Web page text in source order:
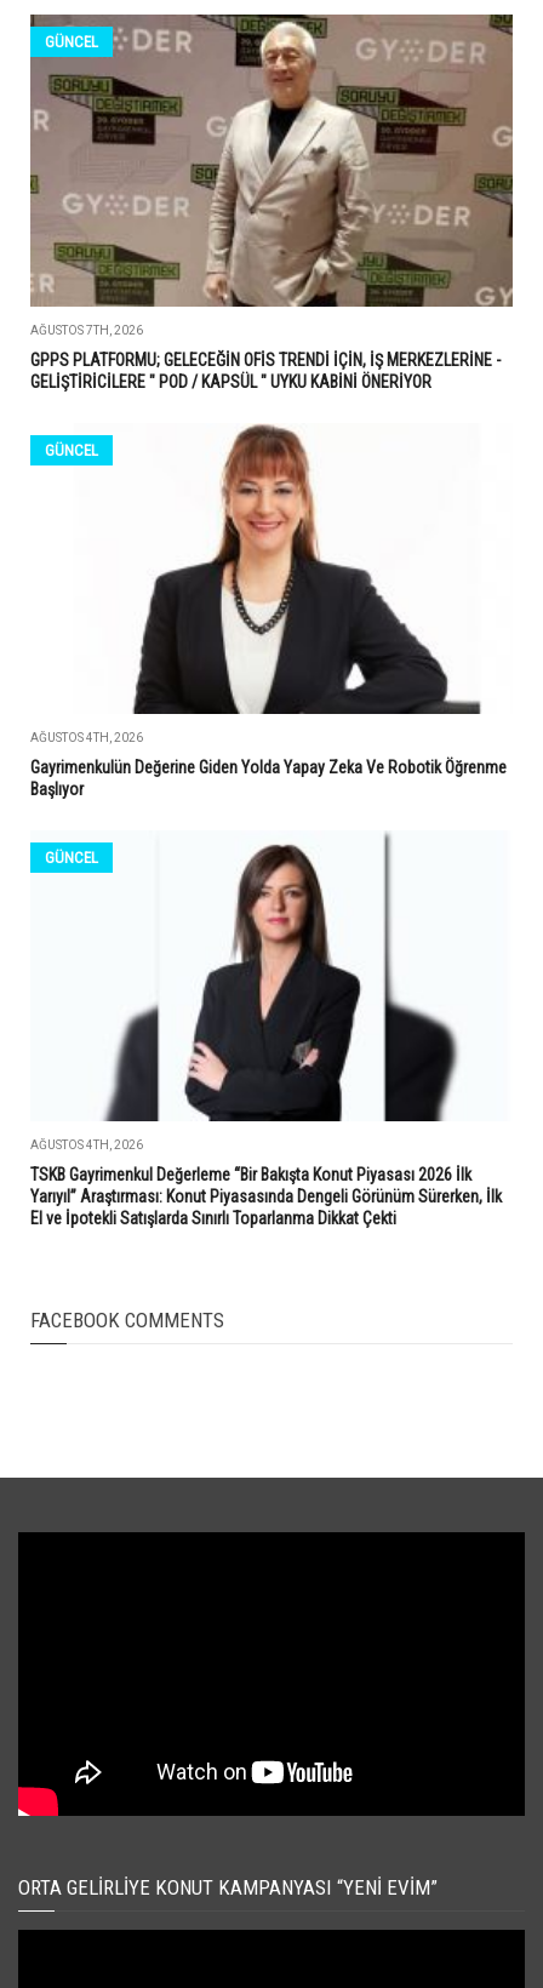
GÜNCEL
AĞUSTOS 7TH, 2026
GPPS PLATFORMU; GELECEĞİN OFİS TRENDİ İÇİN, İŞ MERKEZLERİNE -
GELİŞTİRİCİLERE " POD / KAPSÜL " UYKU KABİNİ ÖNERİYOR
GÜNCEL
AĞUSTOS 4TH, 2026
Gayrimenkulün Değerine Giden Yolda Yapay Zeka Ve Robotik Öğrenme
Başlıyor
GÜNCEL
AĞUSTOS 4TH, 2026
TSKB Gayrimenkul Değerleme “Bir Bakışta Konut Piyasası 2026 İlk
Yarıyıl” Araştırması: Konut Piyasasında Dengeli Görünüm Sürerken, İlk
El ve İpotekli Satışlarda Sınırlı Toparlanma Dikkat Çekti
FACEBOOK COMMENTS
ORTA GELIRLIYE KONUT KAMPANYASI “YENI EVIM”